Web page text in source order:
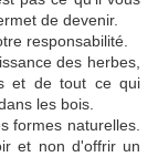
de devenir.
responsabilité.
des herbes,
et de tout ce qui
les bois.
formes naturelles.
et non d'offrir un